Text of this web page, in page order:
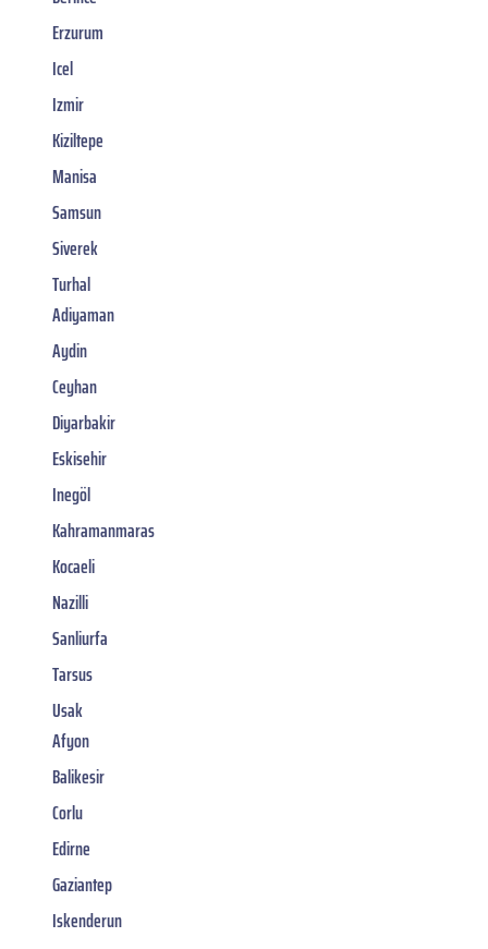
Erzurum
Icel
Izmir
Kiziltepe
Manisa
Samsun
Siverek
Turhal
Adiyaman
Aydin
Ceyhan
Diyarbakir
Eskisehir
Inegöl
Kahramanmaras
Kocaeli
Nazilli
Sanliurfa
Tarsus
Usak
Afyon
Balikesir
Corlu
Edirne
Gaziantep
Iskenderun